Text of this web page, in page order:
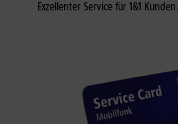
Exzellenter Service für 1&1 Kunden.